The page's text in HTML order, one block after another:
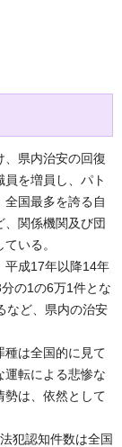
、県内治安の回復
を増員し、パト
全国最多を誇る自
関係機関及び団
いる。
平成17年以降14年
の1の6万1件とな
など、県内の治安
種は全国的に見て
運転による悲惨な
勢は、依然として
犯認知件数は全国